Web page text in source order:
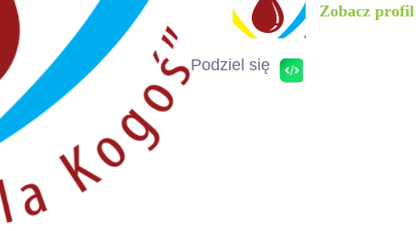
Zobacz
Podziel się